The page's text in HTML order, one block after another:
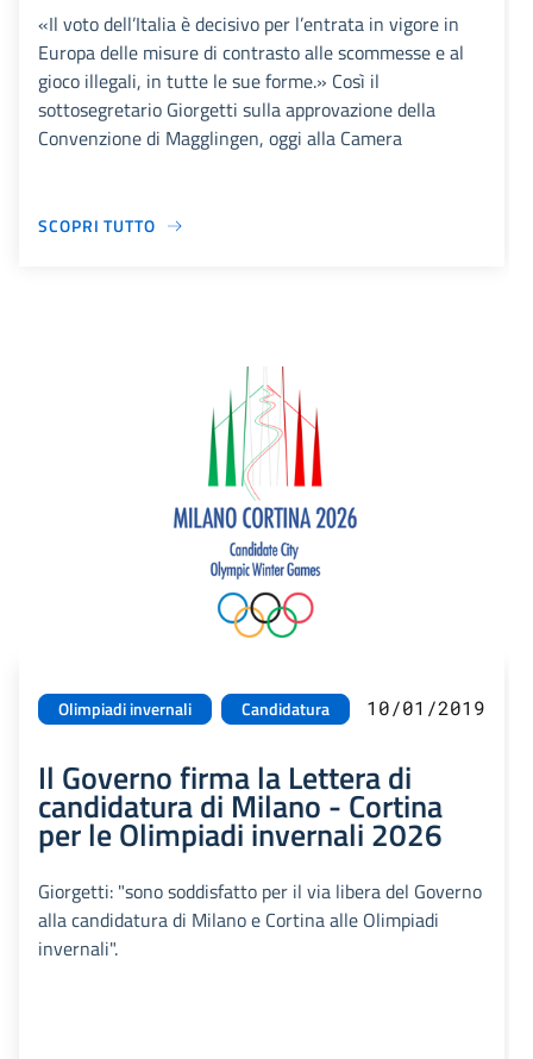
«Il voto dell’Italia è decisivo per l’entrata in vigore in
Europa delle misure di contrasto alle scommesse e al
gioco illegali, in tutte le sue forme.» Così il
sottosegretario Giorgetti sulla approvazione della
Convenzione di Magglingen, oggi alla Camera
SCOPRI TUTTO
Olimpiadi invernali Candidatura 10/01/2019
Il Governo firma la Lettera di
candidatura di Milano - Cortina
per le Olimpiadi invernali 2026
Giorgetti: "sono soddisfatto per il via libera del Governo
alla candidatura di Milano e Cortina alle Olimpiadi
invernali".